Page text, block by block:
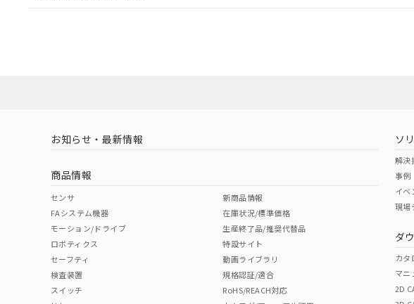
EU RoHS 注意事項・凡例
ダウンロードは
中国 RoHS 注意事項・凡例
中国 RoHS表
Pb Hg Cr(VI)
（イギリス
（ノルウェー
（日本
お知らせ・最新情報
商品情報
センサ
FAシステム機器
モーション/ドライブ
ロボティクス
セーフティ
検査装置
スイッチ
新商品情報
在庫状況/標準価格
生産終了品/推奨代替品
特設サイト
動画ライブラリ
規格認証/適合
RoHS/REACH対応
ソ
解決
事例
イベ
現場
ダ
カタ
マニ
2D